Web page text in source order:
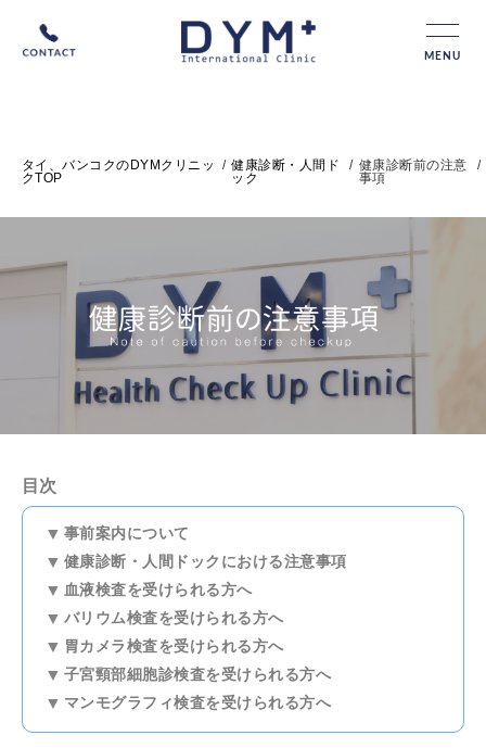
MENU
タイ、バンコクのDYMクリニッ
クTOP
/ 健康診断・人間ド
ック
/ 健康診断前の注意
事項
/
目次
事前案内について
健康診断・人間ドックにおける注意事項
血液検査を受けられる方へ
バリウム検査を受けられる方へ
胃カメラ検査を受けられる方へ
子宮頸部細胞診検査を受けられる方へ
マンモグラフィ検査を受けられる方へ